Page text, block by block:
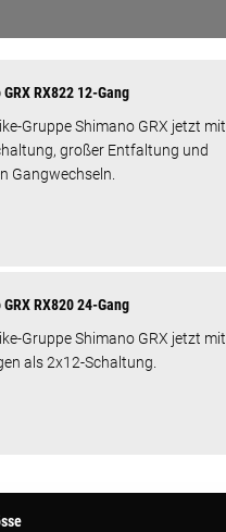
RX822 12-Gang
Gruppe Shimano GRX jetzt mit
großer Entfaltung und
Gangwechseln.
RX820 24-Gang
Gruppe Shimano GRX jetzt mit
als 2x12-Schaltung.